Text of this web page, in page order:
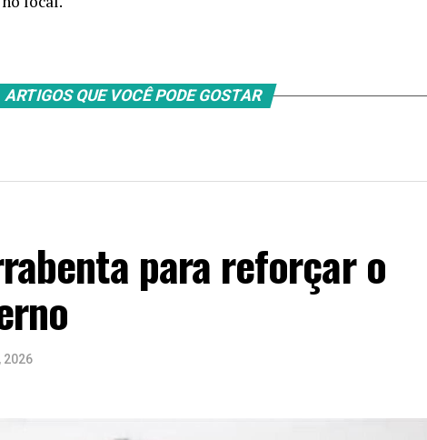
ARTIGOS QUE VOCÊ PODE GOSTAR
para reforçar o
2026